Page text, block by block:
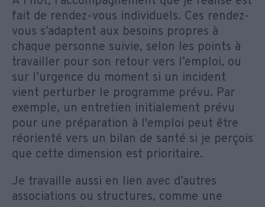
fait de rendez-vous individuels. Ces rendez-
vous s’adaptent aux besoins propres à
chaque personne suivie, selon les points à
travailler pour son retour vers l’emploi, ou
sur l’urgence du moment si un incident
vient perturber le programme prévu. Par
exemple, un entretien initialement prévu
pour une préparation à l'emploi peut être
réorienté vers un bilan de santé si je perçois
que cette dimension est prioritaire.
Je travaille aussi en lien avec d’autres
associations ou structures, comme une